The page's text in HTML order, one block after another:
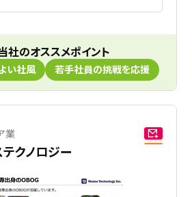
社のオススメポイント
い社風 若手社員の挑戦を応援
業
クノロジー